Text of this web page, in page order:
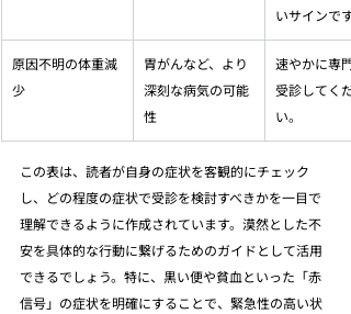
いサインです)
原因不明の体重減
少
胃がんなど、より
深刻な病気の可能
性
速やかに専門
受診してくだ
い。
この表は、読者が自身の症状を客観的にチェック
し、どの程度の症状で受診を検討すべきかを一目で
理解できるように作成されています。漠然とした不
安を具体的な行動に繋げるためのガイドとして活用
できるでしょう。特に、黒い便や貧血といった「赤
信号」の症状を明確にすることで、緊急性の高い状